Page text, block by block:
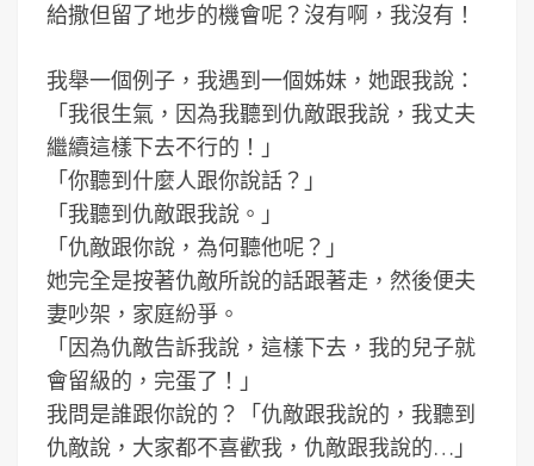
給撒但留了地步的機會呢？沒有啊，我沒有！
我舉一個例子，我遇到一個姊妹，她跟我說：
「我很生氣，因為我聽到仇敵跟我說，我丈夫
繼續這樣下去不行的！」
「你聽到什麼人跟你說話？」
「我聽到仇敵跟我說。」
「仇敵跟你說，為何聽他呢？」
她完全是按著仇敵所說的話跟著走，然後便夫
妻吵架，家庭紛爭。
「因為仇敵告訴我說，這樣下去，我的兒子就
會留級的，完蛋了！」
我問是誰跟你說的？「仇敵跟我說的，我聽到
仇敵說，大家都不喜歡我，仇敵跟我說的…」